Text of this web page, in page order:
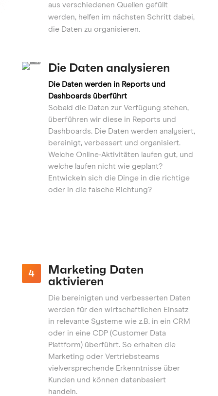
aus verschiedenen Quellen gefüllt
werden, helfen im nächsten Schritt dabei,
die Daten zu organisieren.
Die Daten analysieren
Die Daten werden in Reports und
Dashboards überführt
Sobald die Daten zur Verfügung stehen,
überführen wir diese in Reports und
Dashboards. Die Daten werden analysiert,
bereinigt, verbessert und organisiert.
Welche Online-Aktivitäten laufen gut, und
welche laufen nicht wie geplant?
Entwickeln sich die Dinge in die richtige
oder in die falsche Richtung?
Marketing Daten
aktivieren
Die bereinigten und verbesserten Daten
werden für den wirtschaftlichen Einsatz
in relevante Systeme wie z.B. in ein CRM
oder in eine CDP (Customer Data
Plattform) überführt. So erhalten die
Marketing oder Vertriebsteams
vielversprechende Erkenntnisse über
Kunden und können datenbasiert
handeln.